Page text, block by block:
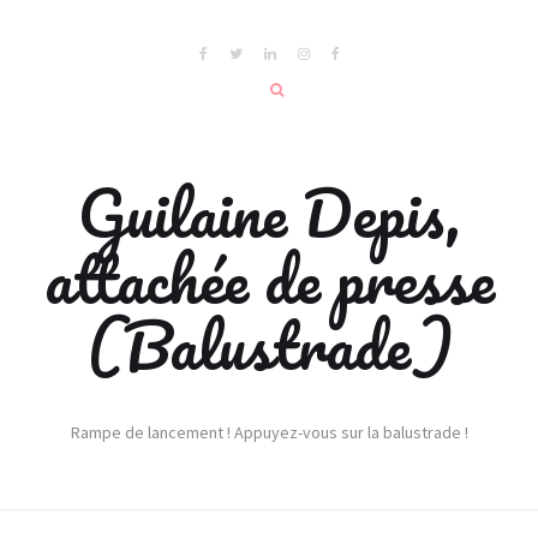
Guilaine Depis,
attachée de presse
(Balustrade)
Rampe de lancement ! Appuyez-vous sur la balustrade !